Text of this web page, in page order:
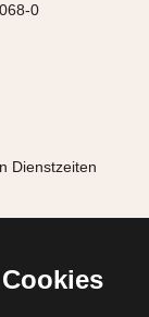
0
Dienstzeiten